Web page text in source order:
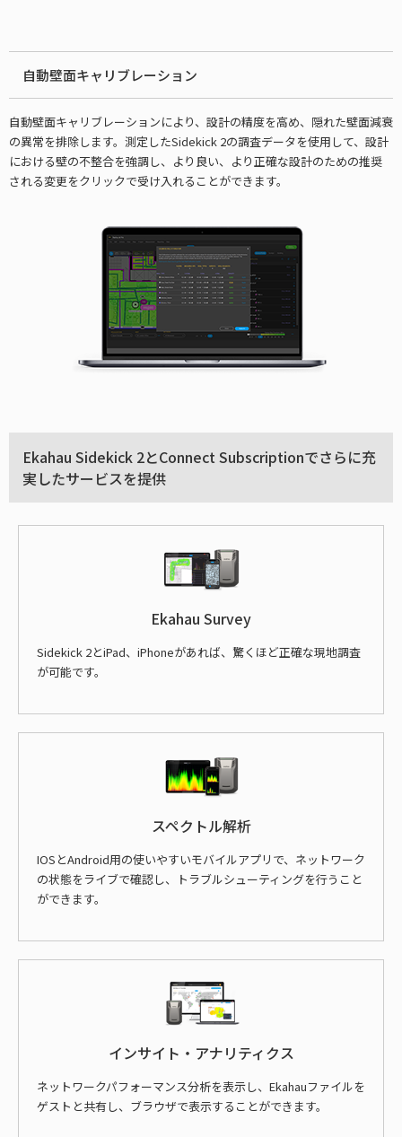
自動壁面キャリブレーション
自動壁面キャリブレーションにより、設計の精度を高め、隠れた壁面減衰
の異常を排除します。測定したSidekick 2の調査データを使用して、設計
における壁の不整合を強調し、より良い、より正確な設計のための推奨
される変更をクリックで受け入れることができます。
Ekahau Sidekick 2とConnect Subscriptionでさらに充
実したサービスを提供
Ekahau Survey
Sidekick 2とiPad、iPhoneがあれば、驚くほど正確な現地調査
が可能です。
スペクトル解析
IOSとAndroid用の使いやすいモバイルアプリで、ネットワーク
の状態をライブで確認し、トラブルシューティングを行うこと
ができます。
インサイト・アナリティクス
ネットワークパフォーマンス分析を表示し、Ekahauファイルを
ゲストと共有し、ブラウザで表示することができます。